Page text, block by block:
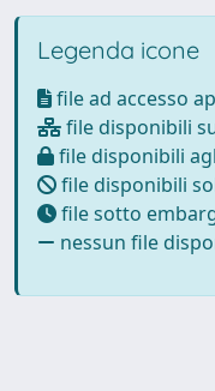
Legenda icone
file ad accesso
file disponibili
file disponibili
file disponibili
file sotto
nessun file